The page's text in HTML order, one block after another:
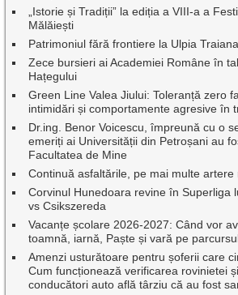
„Istorie și Tradiții” la ediția a VIII-a a
Mălăiești
Patrimoniul fără frontiere la Ulpia
Zece bursieri ai Academiei Române în
Hațegului
Green Line Valea Jiului: Toleranță zero
intimidări și comportamente agresive în
Dr.ing. Benor Voicescu, împreună cu o
emeriți ai Universității din Petroșani au
Facultatea de Mine
Continuă asfaltările, pe mai multe
Corvinul Hunedoara revine în Superliga
vs Csikszereda
Vacanțe școlare 2026-2027: Când vor
toamnă, iarnă, Paște și vară pe
Amenzi usturătoare pentru șoferii care
Cum funcționează verificarea rovinietei
conducători auto află târziu că au fost